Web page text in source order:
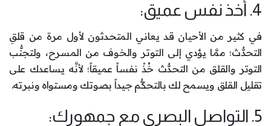
4. أخذ نفس عميق:
في كثير من الأحيان قد يعاني المتحدثون لأول مرة من قلقِ
التحدُّث؛ ممَّا يؤدي إلى التوتر والخوف من المسرح، ولتجنُّب
التوتر والقلق من التحدُّث خُذْ نفساً عميقاً؛ لأنَّه يساعدك على
تقليل القلق ويسمح لك بالتحكُّم جيداً بصوتك ومستواه ونبرته.
5. التواصل البصري مع جمهورك: